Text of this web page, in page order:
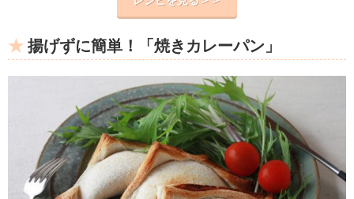
揚げずに簡単！「焼きカレーパン」